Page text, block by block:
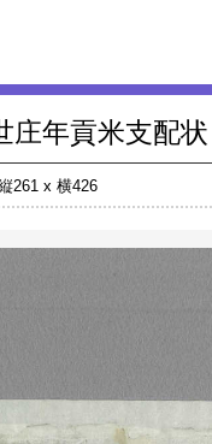
庄年貢米支配状
261 x 横426